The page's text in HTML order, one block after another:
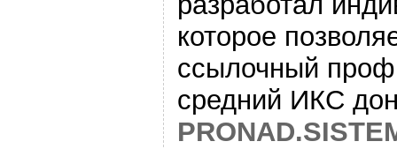
которое
ссылочный
средний ИКС